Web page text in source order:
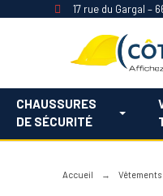
17 rue du Gargal –
CHAUSSURES
DE SÉCURITÉ
Accueil